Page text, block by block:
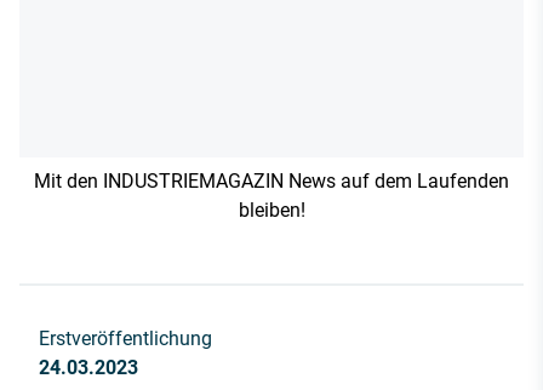
Mit den INDUSTRIEMAGAZIN News auf dem Laufenden
bleiben!
Erstveröffentlichung
24.03.2023